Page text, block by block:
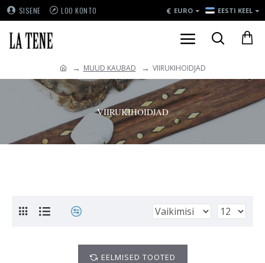
SISENE LOO KONTO € EURO EESTI KEEL
MUUD KAUBAD VIIRUKIHOIDJAD
VIIRUKIHOIDJAD
EELMISED TOOTED